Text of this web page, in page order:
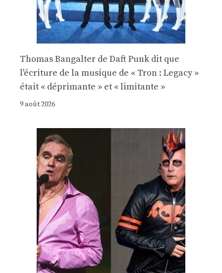
Thomas Bangalter de Daft Punk dit que
l'écriture de la musique de « Tron : Legacy »
était « déprimante » et « limitante »
9 août 2026